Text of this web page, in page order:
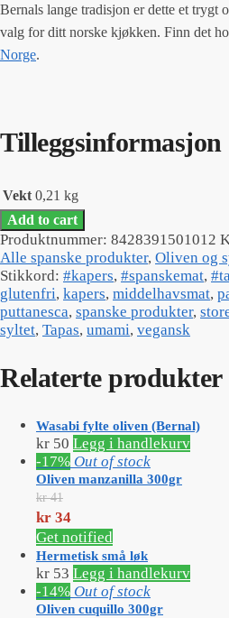
Bernals lange tradisjon er dette et trygt
valg for ditt norske kjøkken. Finn det
Norge.
Tilleggsinformasjon
Vekt 0,21 kg
Add to cart
Produktnummer: 8428391501012
Alle spanske produkter, Oliven og
Stikkord: #kapers, #spanskemat,
glutenfri, kapers, middelhavsmat,
puttanesca, spanske produkter,
syltet, Tapas, umami, vegansk
Relaterte produkter
Wasabi fylte oliven (Bernal)
kr 50 Legg i handlekurv
-17% Out of stock
Oliven manzanilla 300gr
kr41
Opprinnelig
pris
var:
kr 41.
kr 34
Nåværende
pris
er:
kr 34.
Get notified
Hermetisk små løk
kr 53 Legg i handlekurv
-14% Out of stock
Oliven cuquillo 300gr